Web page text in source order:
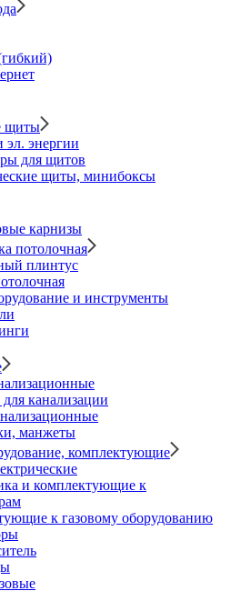
щиты
эл. энергии
для щитов
щиты, минибоксы
карнизы
потолочная
плинтус
и инструменты
канализации
манжеты
комплектующие
и комплектующие к
к газовому оборудованию